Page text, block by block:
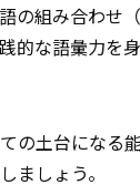
の組み合わせ
的な語彙力を
の土台になる
ましょう。